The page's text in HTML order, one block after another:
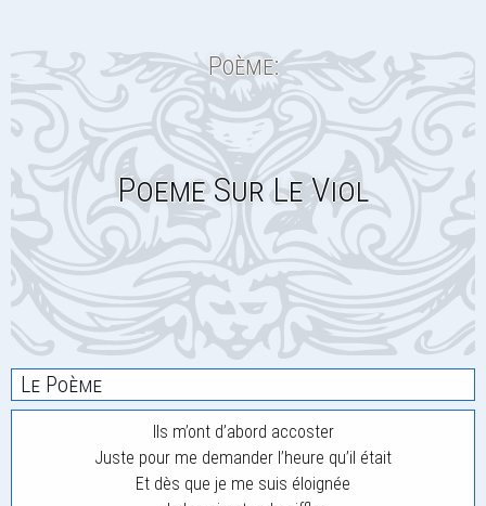
Poème:
Poeme Sur Le Viol
Le Poème
Ils m’ont d’abord accoster
Juste pour me demander l’heure qu’il était
Et dès que je me suis éloignée